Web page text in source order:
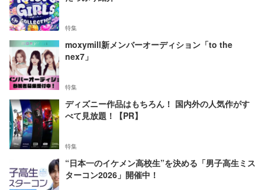
特集
moxymill新メンバーオーディション「to the
nex7」
特集
ディズニー作品はもちろん！ 国内外の人気作がす
べて見放題！【PR】
特集
“日本一のイケメン高校生”を決める「男子高生ミス
ターコン2026」開催中！